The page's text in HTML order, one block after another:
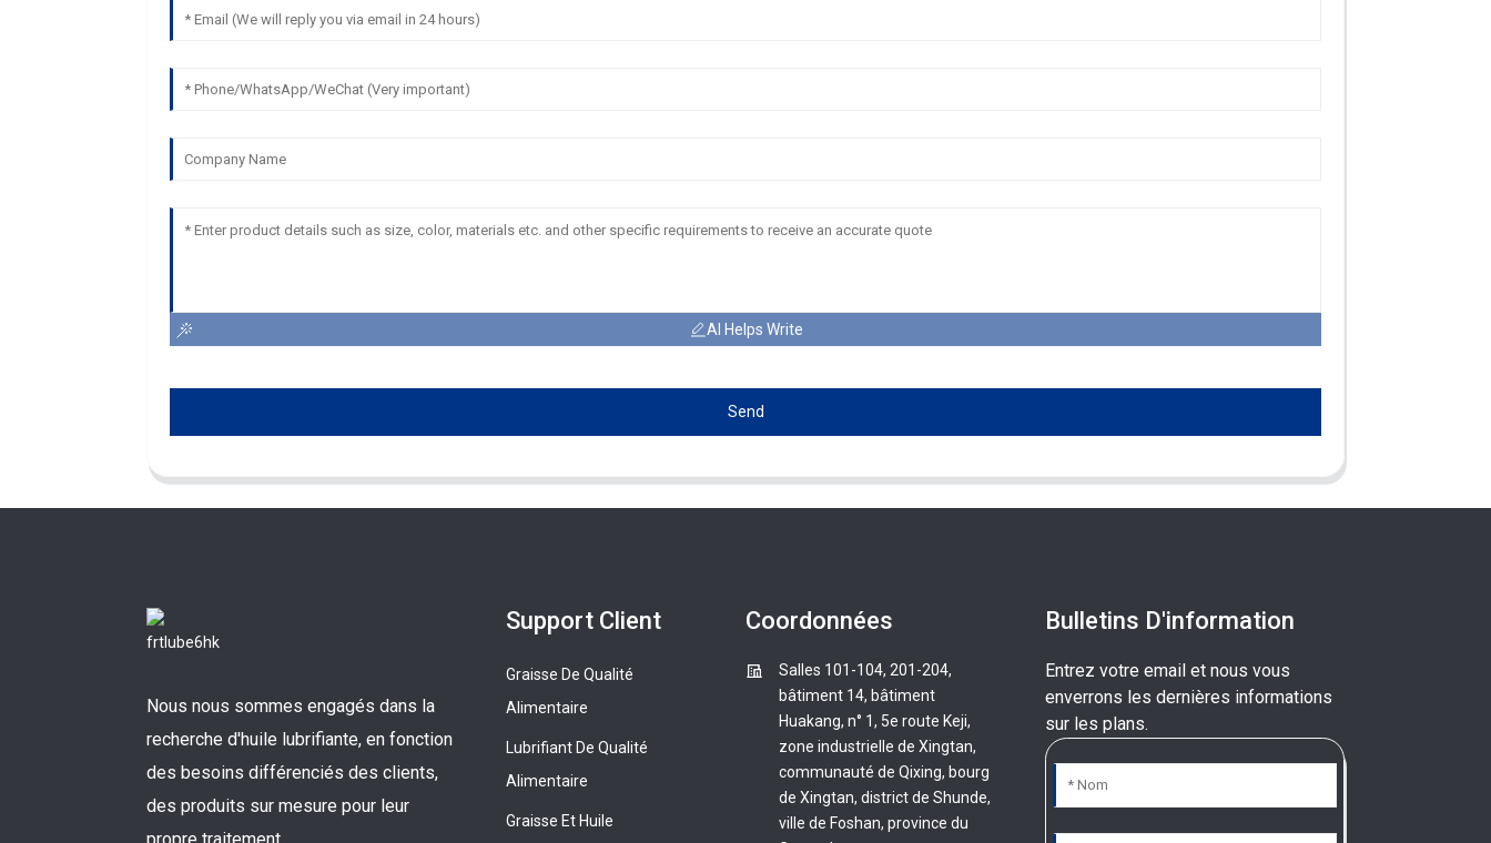
AI Helps Write
Send
Nous nous sommes engagés dans la
recherche d'huile lubrifiante, en fonction
des besoins différenciés des clients,
des produits sur mesure pour leur
Support Client
Graisse De Qualité
Alimentaire
Lubrifiant De Qualité
Alimentaire
Graisse Et Huile
Coordonnées
Salles 101-104, 201-204,
bâtiment 14, bâtiment
Huakang, n° 1, 5e route Keji,
zone industrielle de Xingtan,
communauté de Qixing, bourg
de Xingtan, district de Shunde,
ville de Foshan, province du
Bulletins D'information
Entrez votre email et nous vous
enverrons les dernières informations
sur les plans.